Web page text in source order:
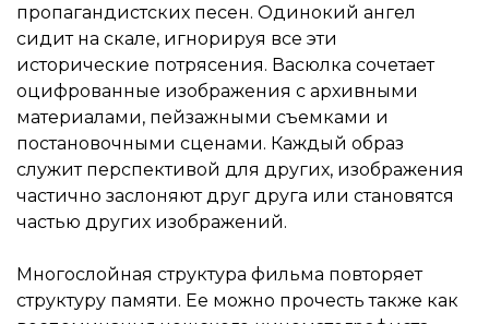
пропагандистских песен. Одинокий ангел
сидит на скале, игнорируя все эти
исторические потрясения. Васюлка сочетает
оцифрованные изображения с архивными
материалами, пейзажными съемками и
постановочными сценами. Каждый образ
служит перспективой для других, изображения
частично заслоняют друг друга или становятся
частью других изображений.
Многослойная структура фильма повторяет
структуру памяти. Ее можно прочесть также как